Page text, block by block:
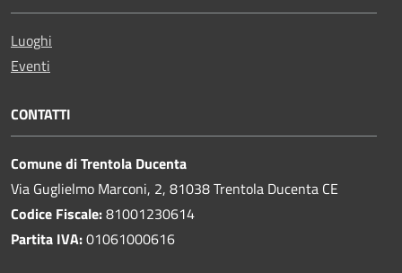
Luoghi
Eventi
CONTATTI
Comune di Trentola Ducenta
Via Guglielmo Marconi, 2, 81038 Trentola Ducenta CE
Codice Fiscale:81001230614
Partita IVA:01061000616